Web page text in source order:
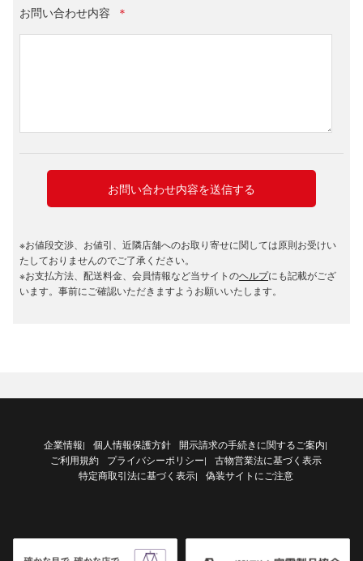
お問い合わせ内容 ＊
※お値段交渉、お値引、近隣店舗へのお取り寄せに関しては原則お受けい
たしておりませんのでご了承ください。
※お支払方法、配送料金、会員情報など当サイトのヘルプにも記載がござ
います。事前にご確認いただきますようお願いいたします。
企業情報| 個人情報保護方針 開示請求の手続きに関するご案内|
ご利用規約 プライバシーポリシー|
古物営業法に基づく表示
特定商取引法に基づく表示| 偽装サイトにご注意